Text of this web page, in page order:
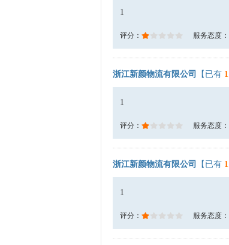
1
评分： 服务态度：
浙江新颜物流有限公司 【已有 1
1
评分： 服务态度：
浙江新颜物流有限公司 【已有 1
1
评分： 服务态度：